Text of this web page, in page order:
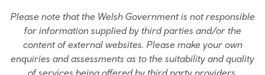
Please note that the Welsh Government is not responsible
for information supplied by third parties and/or the
content of external websites. Please make your own
enquiries and assessments as to the suitability and quality
of services being offered by third party providers.